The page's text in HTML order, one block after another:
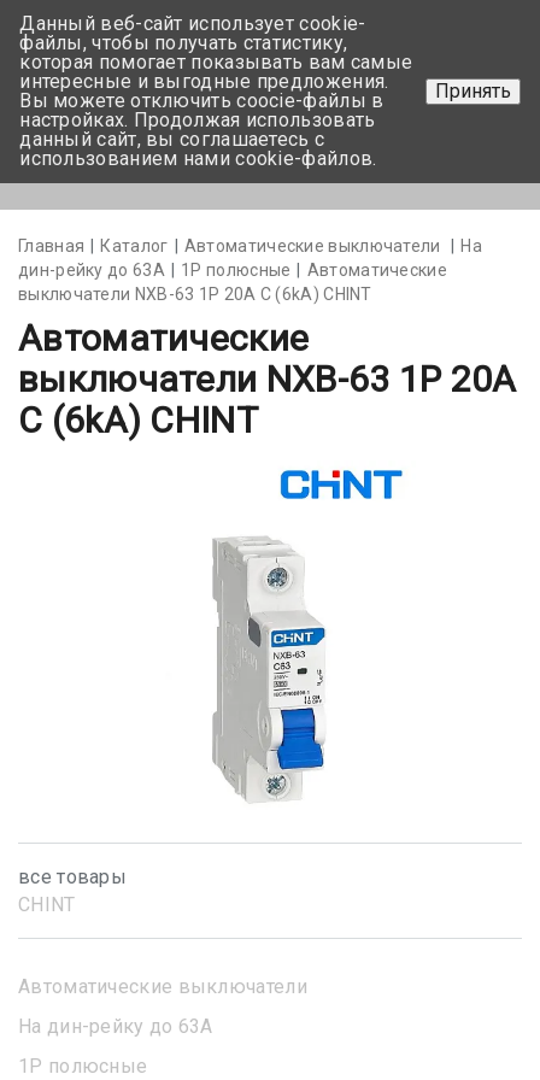
+375 17-350-99-56
+375 44-752-82-08
Задать вопрос
Главная Каталог Автоматические выключатели
На
дин-рейку до 63А
1Р полюсные
Автоматические
выключатели NXB-63 1P 20A С (6kA) CHINT
Автоматические
выключатели NXB-63 1P 20A
С (6kA) CHINT
все товары
CHINT
Автоматические выключатели
На дин-рейку до 63А
1Р полюсные
Данный веб-сайт использует cookie-
файлы, чтобы получать статистику,
которая помогает показывать вам самые
интересные и выгодные предложения.
Вы можете отключить coocie-файлы в
настройках. Продолжая использовать
данный сайт, вы соглашаетесь с
использованием нами cookie-файлов.
Принять